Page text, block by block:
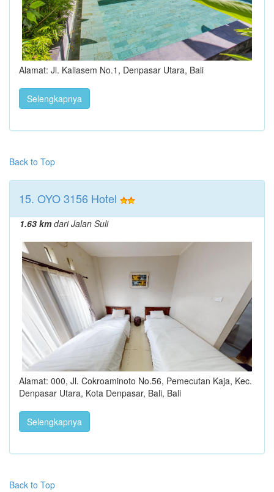
Alamat: Jl. Kaliasem No.1, Denpasar Utara, Bali
Selengkapnya
Back to Top
15. OYO 3156 Hotel
1.63 kmdari Jalan Suli
Alamat: 000, Jl. Cokroaminoto No.56, Pemecutan Kaja, Kec.
Denpasar Utara, Kota Denpasar, Bali, Bali
Selengkapnya
Back to Top